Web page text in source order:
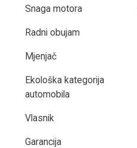
Snaga motora
Radni obujam
Mjenjač
Ekološka kategorija
automobila
Vlasnik
Garancija